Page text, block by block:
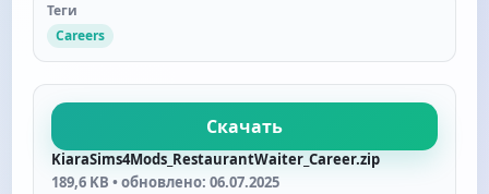
Теги
Careers
Скачать
KiaraSims4Mods_RestaurantWaiter_Career.zip
189,6 KB • обновлено: 06.07.2025